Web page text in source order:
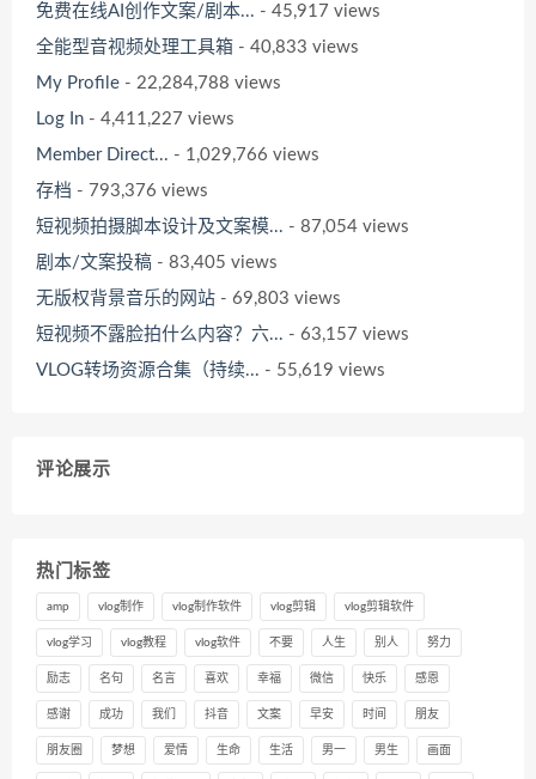
免费在线AI创作文案/剧本... - 45,917 views
全能型音视频处理工具箱 - 40,833 views
My Profile - 22,284,788 views
Log In - 4,411,227 views
Member Direct... - 1,029,766 views
存档 - 793,376 views
短视频拍摄脚本设计及文案模... - 87,054 views
剧本/文案投稿 - 83,405 views
无版权背景音乐的网站 - 69,803 views
短视频不露脸拍什么内容？六... - 63,157 views
VLOG转场资源合集（持续... - 55,619 views
评论展示
热门标签
amp vlog制作 vlog制作软件 vlog剪辑 vlog剪辑软件
vlog学习 vlog教程 vlog软件 不要 人生 别人 努力
励志 名句 名言 喜欢 幸福 微信 快乐 感恩
感谢 成功 我们 抖音 文案 早安 时间 朋友
朋友圈 梦想 爱情 生命 生活 男一 男生 画面